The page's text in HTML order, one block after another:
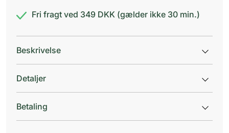
pink
Fri fragt ved 349 DKK (gælder ikke 30 min.)
Beskrivelse
Detaljer
Betaling